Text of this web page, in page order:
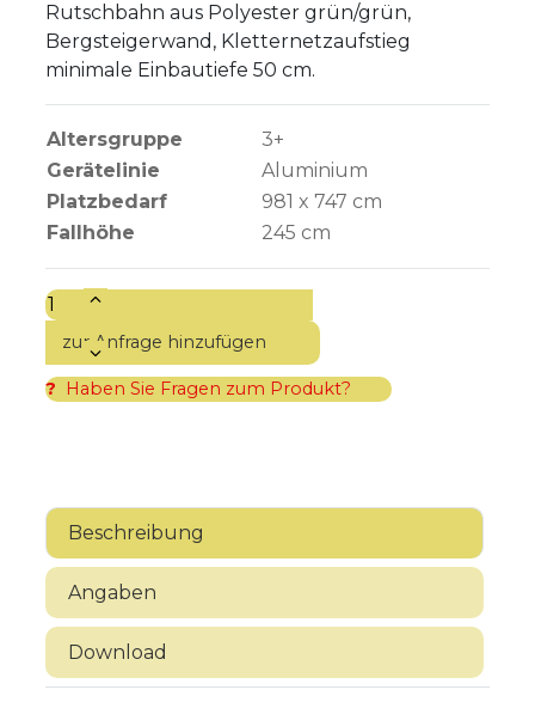
Rutschbahn aus Polyester grün/grün,
Bergsteigerwand, Kletternetzaufstieg
minimale Einbautiefe 50 cm.
Altersgruppe
3+
Gerätelinie
Aluminium
Platzbedarf
981 x 747 cm
Fallhöhe
245 cm
? Haben Sie Fragen zum Produkt?
Beschreibung
Angaben
Download